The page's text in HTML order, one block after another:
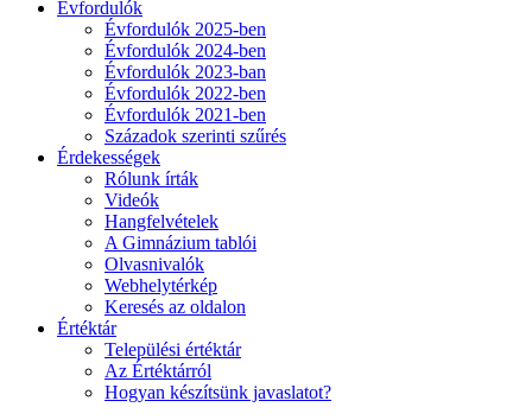
Évfordulók
Évfordulók 2025-ben
Évfordulók 2024-ben
Évfordulók 2023-ban
Évfordulók 2022-ben
Évfordulók 2021-ben
Századok szerinti szűrés
Érdekességek
Rólunk írták
Videók
Hangfelvételek
A Gimnázium tablói
Olvasnivalók
Webhelytérkép
Keresés az oldalon
Értéktár
Települési értéktár
Az Értéktárról
Hogyan készítsünk javaslatot?